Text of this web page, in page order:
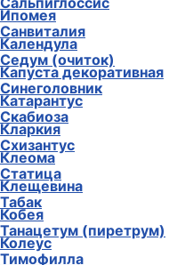
Санвиталия
Седум (очиток)
Синеголовник
Скабиоза
Схизантус
Статица
Табак
Танацетум (пиретрум)
Тимофилла
Ипомея
Календула
Капуста декоративная
Катарантус
Кларкия
Клеома
Клещевина
Кобея
Колеус